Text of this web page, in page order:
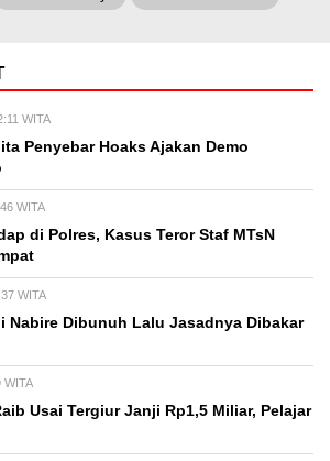
WITA
Penyebar Hoaks Ajakan Demo
WITA
di Polres, Kasus Teror Staf MTsN
WITA
Nabire Dibunuh Lalu Jasadnya Dibakar
WITA
Usai Tergiur Janji Rp1,5 Miliar, Pelajar